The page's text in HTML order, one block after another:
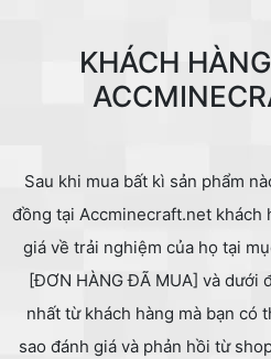
KHÁCH
Sau khi mua bất kì sản phẩm
đồng tại Accminecraft.net khách
giá về trải nghiệm của họ tại
[ĐƠN HÀNG ĐÃ MUA] và dưới
nhất từ khách hàng mà bạn có
sao đánh giá và phản hồi từ